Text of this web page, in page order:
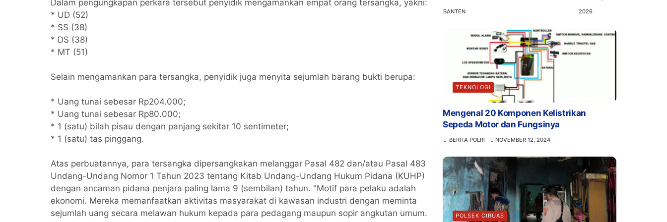
Dalam pengungkapan perkara tersebut penyidik mengamankan empat orang tersangka, yakni:
* UD (52)
* SS (38)
* DS (38)
* MT (51)
Selain mengamankan para tersangka, penyidik juga menyita sejumlah barang bukti berupa:
* Uang tunai sebesar Rp204.000;
* Uang tunai sebesar Rp80.000;
* 1 (satu) bilah pisau dengan panjang sekitar 10 sentimeter;
* 1 (satu) tas pinggang.
Atas perbuatannya, para tersangka dipersangkakan melanggar Pasal 482 dan/atau Pasal 483
Undang-Undang Nomor 1 Tahun 2023 tentang Kitab Undang-Undang Hukum Pidana (KUHP)
dengan ancaman pidana penjara paling lama 9 (sembilan) tahun. "Motif para pelaku adalah
ekonomi. Mereka memanfaatkan aktivitas masyarakat di kawasan industri dengan meminta
sejumlah uang secara melawan hukum kepada para pedagang maupun sopir angkutan umum.
BANTEN
2026
TEKNOLOGI
Mengenal 20 Komponen Kelistrikan
Sepeda Motor dan Fungsinya
BERITA POLRI NOVEMBER 12, 2024
POLSEK CIRUAS